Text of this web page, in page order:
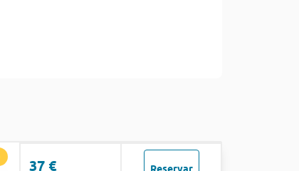
37 €